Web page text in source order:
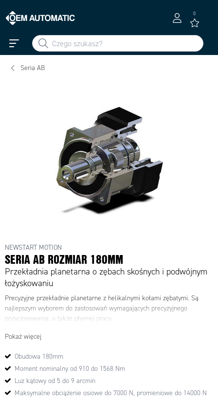
0
Seria AB
NEWSTART MOTION
SERIA AB ROZMIAR 180MM
Przekładnia planetarna o zębach skośnych i podwójnym
łożyskowaniu
Precyzyjne przekładnie planetarne z helikalnymi kołami zębatymi. Są
najlepszym wyborem do zastosowań wymagających precyzyjnego
pozycjonowania, a także płynnej pracy.
Pokaż więcej
Obudowa 180mm
Moment nominalny od 910 do 1568 Nm
Luz kątowy od 5 do 9 arcmin
Maksymalne obciążenie osiowe do 7000 N, promieniowe do 14000 N